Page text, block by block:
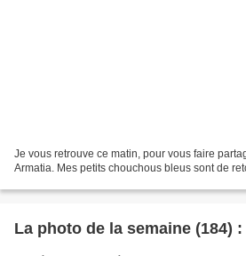
Je vous retrouve ce matin, pour vous faire
Armatia. Mes petits chouchous bleus sont de
La photo de la semaine (184)